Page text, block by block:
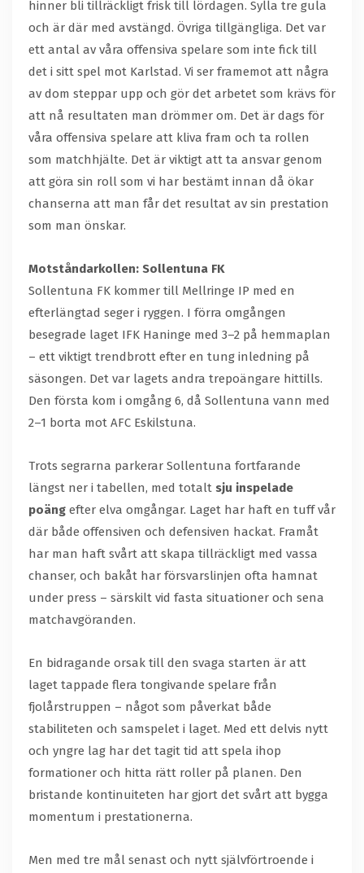
hinner bli tillräckligt frisk till lördagen. Sylla tre gula
och är där med avstängd. Övriga tillgängliga. Det var
ett antal av våra offensiva spelare som inte fick till
det i sitt spel mot Karlstad. Vi ser framemot att några
av dom steppar upp och gör det arbetet som krävs för
att nå resultaten man drömmer om. Det är dags för
våra offensiva spelare att kliva fram och ta rollen
som matchhjälte. Det är viktigt att ta ansvar genom
att göra sin roll som vi har bestämt innan då ökar
chanserna att man får det resultat av sin prestation
som man önskar.
Motståndarkollen: Sollentuna FK
Sollentuna FK kommer till Mellringe IP med en
efterlängtad seger i ryggen. I förra omgången
besegrade laget IFK Haninge med 3–2 på hemmaplan
– ett viktigt trendbrott efter en tung inledning på
säsongen. Det var lagets andra trepoängare hittills.
Den första kom i omgång 6, då Sollentuna vann med
2–1 borta mot AFC Eskilstuna.
Trots segrarna parkerar Sollentuna fortfarande
längst ner i tabellen, med totalt sju inspelade
poäng efter elva omgångar. Laget har haft en tuff vår
där både offensiven och defensiven hackat. Framåt
har man haft svårt att skapa tillräckligt med vassa
chanser, och bakåt har försvarslinjen ofta hamnat
under press – särskilt vid fasta situationer och sena
matchavgöranden.
En bidragande orsak till den svaga starten är att
laget tappade flera tongivande spelare från
fjolårstruppen – något som påverkat både
stabiliteten och samspelet i laget. Med ett delvis nytt
och yngre lag har det tagit tid att spela ihop
formationer och hitta rätt roller på planen. Den
bristande kontinuiteten har gjort det svårt att bygga
momentum i prestationerna.
Men med tre mål senast och nytt självförtroende i